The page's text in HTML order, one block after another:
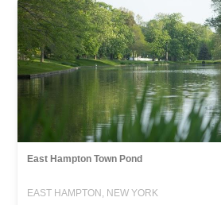
East Hampton Town Pond
EAST HAMPTON, NEW YORK